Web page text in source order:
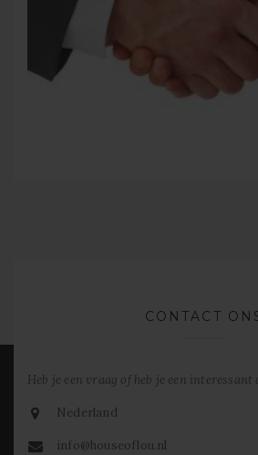
CONTACT
Heb je een vraag of heb je een
Nederland
info@houseoflou.nl